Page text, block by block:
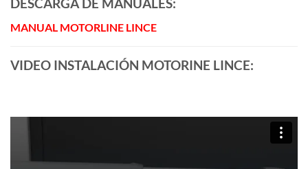
DESCARGA DE MANUALES:
MANUAL MOTORLINE LINCE
VIDEO INSTALACIÓN MOTORINE LINCE: